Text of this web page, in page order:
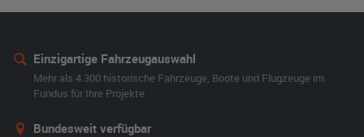
Einzigartige Fahrzeugauswahl
Mehr als 4.300 historische Fahrzeuge, Boote und Flugzeuge im
Fundus für Ihre Projekte.
Bundesweit verfügbar